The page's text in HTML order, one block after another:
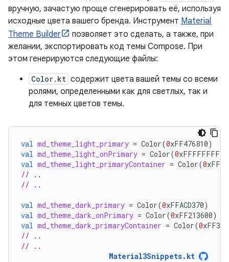
вручную, зачастую проще сгенерировать её, используя
исходные цвета вашего бренда. Инструмент Material
Theme Builder
позволяет это сделать, а также, при
желании, экспортировать код темы Compose. При
этом генерируются следующие файлы:
Color.kt содержит цвета вашей темы со всеми
ролями, определенными как для светлых, так и
для темных цветов темы.
val md_theme_light_primary = Color(0xFF476810)
val md_theme_light_onPrimary = Color(0xFFFFFFFF
val md_theme_light_primaryContainer = Color(0
// ..
// ..
val md_theme_dark_primary = Color(0xFFACD370)
val md_theme_dark_onPrimary = Color(0xFF213600)
val md_theme_dark_primaryContainer = Color(0
// ..
// ..
Material3Snippets.kt